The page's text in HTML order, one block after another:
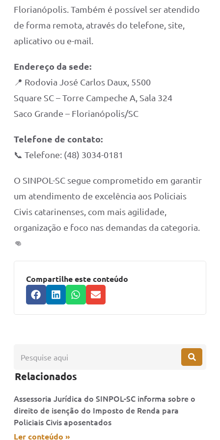
Florianópolis. Também é possível ser atendido
de forma remota, através do telefone, site,
aplicativo ou e-mail.
Endereço da sede:
📍 Rodovia José Carlos Daux, 5500
Square SC – Torre Campeche A, Sala 324
Saco Grande – Florianópolis/SC
Telefone de contato:
📞 Telefone: (48) 3034-0181
O SINPOL-SC segue comprometido em garantir
um atendimento de excelência aos Policiais
Civis catarinenses, com mais agilidade,
organização e foco nas demandas da categoria.
👊
Compartilhe este conteúdo
Relacionados
Assessoria Jurídica do SINPOL-SC informa sobre o
direito de isenção do Imposto de Renda para
Policiais Civis aposentados
Ler conteúdo »